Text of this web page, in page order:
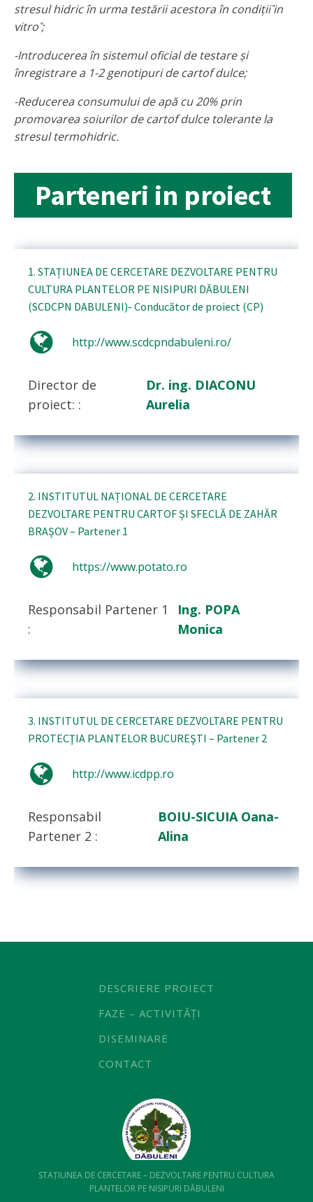
stresul hidric în urma testării acestora în condițiiin
vitro;
-Introducerea în sistemul oficial de testare şi
înregistrare a 1-2 genotipuri de cartof dulce;
-Reducerea consumului de apă cu 20% prin
promovarea soiurilor de cartof dulce tolerante la
stresul termohidric.
Parteneri in proiect
1. STAȚIUNEA DE CERCETARE DEZVOLTARE PENTRU
CULTURA PLANTELOR PE NISIPURI DĂBULENI
(SCDCPN DABULENI)- Conducător de proiect (CP)
http://www.scdcpndabuleni.ro/
Director de
proiect: :
Dr. ing. DIACONU
Aurelia
2. INSTITUTUL NAȚIONAL DE CERCETARE
DEZVOLTARE PENTRU CARTOF ȘI SFECLĂ DE ZAHĂR
BRAȘOV – Partener 1
https://www.potato.ro
Responsabil Partener 1
:
Ing. POPA
Monica
3. INSTITUTUL DE CERCETARE DEZVOLTARE PENTRU
PROTECŢIA PLANTELOR BUCUREŞTI – Partener 2
http://www.icdpp.ro
Responsabil
Partener 2 :
BOIU-SICUIA Oana-
Alina
DESCRIERE PROIECT
FAZE – ACTIVITĂȚI
DISEMINARE
CONTACT
STAȚIUNEA DE CERCETARE – DEZVOLTARE PENTRU CULTURA
PLANTELOR PE NISIPURI DĂBULENI